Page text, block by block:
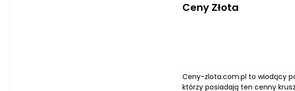
Ceny Złota
Ceny-zlota.com.pl to wiodący
którzy posiadają ten cenny